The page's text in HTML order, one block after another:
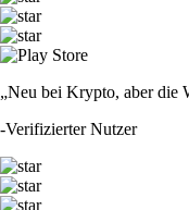
„Neu bei Krypto, aber die
-Verifizierter Nutzer